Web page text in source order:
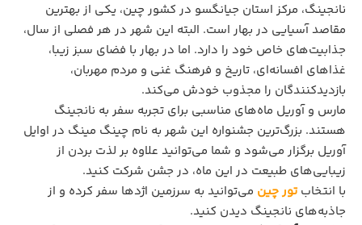
نانجینگ، مرکز استان جیانگسو در کشور چین، یکی از بهترین
مقاصد آسیایی در بهار است. البته این شهر در هر فصلی از سال،
جذابیت‌های خاص خود را دارد. اما در بهار با فضای سبز زیبا،
غذاهای افسانه‌ای، تاریخ و فرهنگ غنی و مردم مهربان،
بازدیدکنندگان را مجذوب خودش می‌کند.
مارس و آوریل ماه‌های مناسبی برای تجربه سفر به نانجینگ
هستند. بزرگ‌ترین جشنواره این شهر به نام چینگ مینگ در اوایل
آوریل برگزار می‌شود و شما می‌توانید علاوه بر لذت بردن از
زیبایی‌های طبیعت در این ماه، در جشن شرکت کنید.
با انتخابتور چین می‌توانید به سرزمین اژدها سفر کرده و از
جاذبه‌های نانجینگ دیدن کنید.